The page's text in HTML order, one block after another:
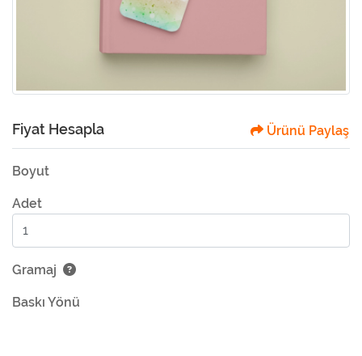
Fiyat Hesapla Ürünü Paylaş
Boyut
Adet
Gramaj
Baskı Yönü